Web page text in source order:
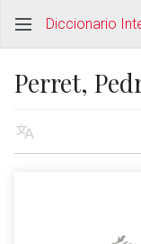
Diccionario
Perret,